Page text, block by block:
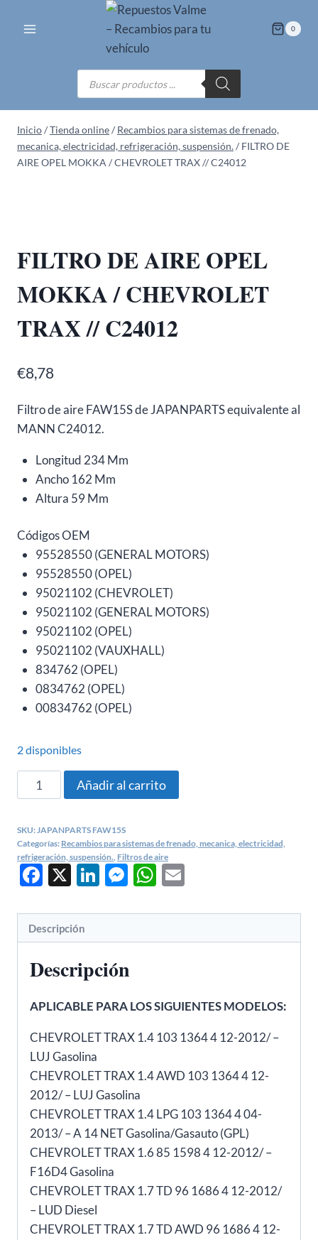
0
Búsqueda
de
productos
Inicio/Tienda online/ Recambios para sistemas de frenado,
mecanica, electricidad, refrigeración, suspensión./ FILTRO DE
AIRE OPEL MOKKA / CHEVROLET TRAX // C24012
FILTRO DE AIRE OPEL
MOKKA / CHEVROLET
TRAX // C24012
€8,78
Filtro de aire FAW15S de JAPANPARTS equivalente al
MANN C24012.
Longitud 234 Mm
Ancho 162 Mm
Altura 59 Mm
Códigos OEM
95528550 (GENERAL MOTORS)
95528550 (OPEL)
95021102 (CHEVROLET)
95021102 (GENERAL MOTORS)
95021102 (OPEL)
95021102 (VAUXHALL)
834762 (OPEL)
0834762 (OPEL)
00834762 (OPEL)
2 disponibles
FILTRO
DE
OPEL
MOKKA
TRAX
cantidad
Añadir al carrito
SKU:JAPANPARTS FAW15S
Categorías: Recambios para sistemas de frenado, mecanica, electricidad,
refrigeración, suspensión., Filtros de aire
Facebook
X LinkedIn
Messenger
WhatsApp
Descripción
Descripción
APLICABLE PARA LOS SIGUIENTES MODELOS:
CHEVROLET TRAX 1.4 103 1364 4 12-2012/ –
LUJ Gasolina
CHEVROLET TRAX 1.4 AWD 103 1364 4 12-
2012/ – LUJ Gasolina
CHEVROLET TRAX 1.4 LPG 103 1364 4 04-
2013/ – A 14 NET Gasolina/Gasauto (GPL)
CHEVROLET TRAX 1.6 85 1598 4 12-2012/ –
F16D4 Gasolina
CHEVROLET TRAX 1.7 TD 96 1686 4 12-2012/
– LUD Diesel
CHEVROLET TRAX 1.7 TD AWD 96 1686 4 12-